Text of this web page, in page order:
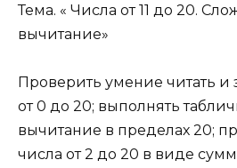
Тема. « Числа от 11 до 20.
вычитание»
Проверить умение читать и
от 0 до 20; выполнять
вычитание в пределах 20;
числа от 2 до 20 в виде